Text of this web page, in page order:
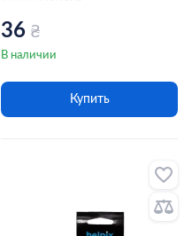
36 ₴
В наличии
Купить